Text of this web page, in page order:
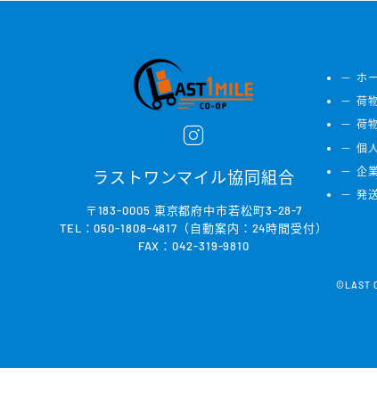
ラストワンマイル協同組合
〒183-0005 東京都府中市若松町3-28-7
TEL：050-1808-4817（自動案内：24時間受付）
FAX：042-319-9810
ホ
荷
荷
個
企
発
©LAST